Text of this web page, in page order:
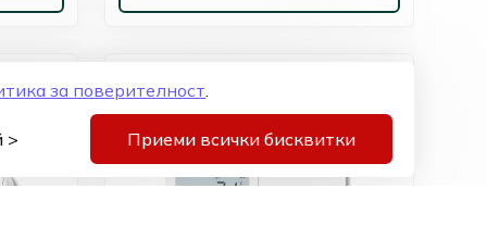
за поверителност.
> Приеми всички бисквитки